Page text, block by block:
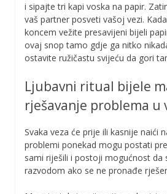
i sipajte tri kapi voska na papir.
vaš partner posveti vašoj vezi.
koncem vežite presavijeni bijeli
ovaj snop tamo gdje ga nitko
ostavite ružičastu svijeću da gori
Ljubavni ritual bijele
rješavanje problema u
Svaka veza će prije ili kasnije naići
problemi ponekad mogu postati
sami riješili i postoji mogućnost da
razvodom ako se ne pronađe